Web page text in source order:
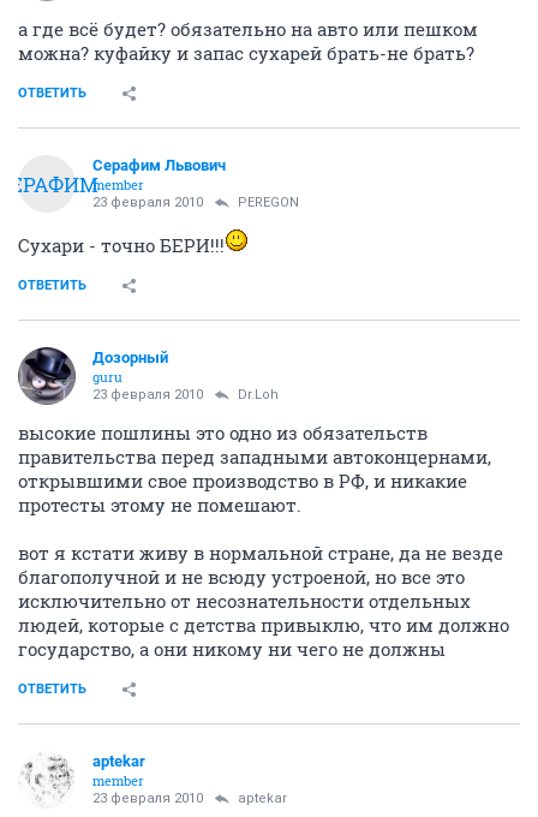
а где всё будет? обязательно на авто или пешком
можна? куфайку и запас сухарей брать-не брать?
ОТВЕТИТЬ
Серафим Львович
member
23 февраля 2010 PEREGON
Сухари - точно БЕРИ!!!
ОТВЕТИТЬ
Дозорный
guru
23 февраля 2010 Dr.Loh
высокие пошлины это одно из обязательств
правительства перед западными автоконцернами,
открывшими свое производство в РФ, и никакие
протесты этому не помешают.
вот я кстати живу в нормальной стране, да не везде
благополучной и не всюду устроеной, но все это
исключительно от несознательности отдельных
людей, которые с детства привыклю, что им должно
государство, а они никому ни чего не должны
ОТВЕТИТЬ
aptekar
member
23 февраля 2010 aptekar